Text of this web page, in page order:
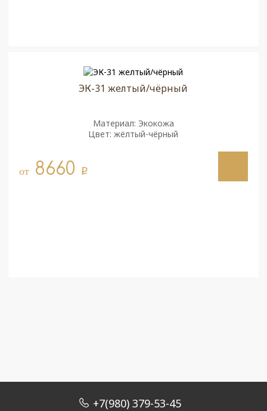
ЭК-31 желтый/чёрный
Материал: Экокожа
Цвет: жёлтый-чёрный
от8660 q
+7(980) 379-53-45